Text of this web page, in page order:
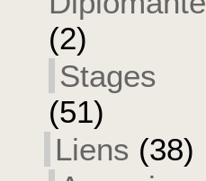
(2)
Stages
(51)
Liens (38)